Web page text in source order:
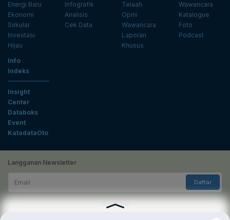
Energi Baru
Ekonomi
Sirkular
Investasi
Hijau
Infografik
Analisis
Cek Data
Telaah
Opini
Wawancara
Laporan
Khusus
Wawancara
Katalogue
Foto
Podcast
Info
Indeks
Insight
Center
Databoks
Event
KatadataOto
Langganan Newsletter
Daftar
Ikuti Kami